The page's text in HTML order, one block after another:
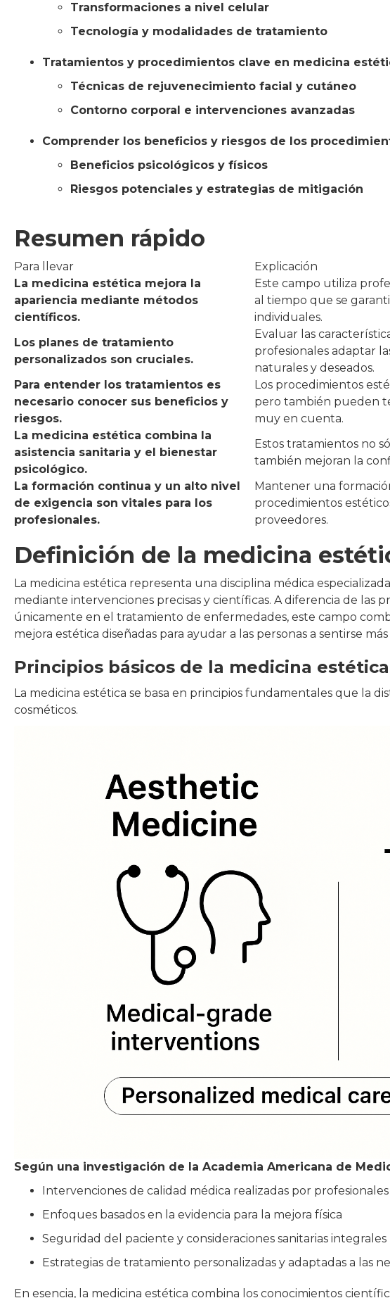
Transformaciones a nivel celular
Tecnología y modalidades de tratamiento
Tratamientos y procedimientos clave en medicina
Técnicas de rejuvenecimiento facial y cutáneo
Contorno corporal e intervenciones avanzadas
Comprender los beneficios y riesgos de los
Beneficios psicológicos y físicos
Riesgos potenciales y estrategias de mitigación
Resumen rápido
Para llevar
Explicación
La medicina estética mejora la
apariencia mediante métodos
científicos.
Este campo utiliza
al tiempo que se
individuales.
Los planes de tratamiento
personalizados son cruciales.
Evaluar las
profesionales adaptar
naturales y deseados.
Para entender los tratamientos es
necesario conocer sus beneficios y
riesgos.
Los procedimientos
pero también pueden
muy en cuenta.
La medicina estética combina la
asistencia sanitaria y el bienestar
psicológico.
Estos tratamientos no
también mejoran la
La formación continua y un alto nivel
de exigencia son vitales para los
profesionales.
Mantener una
procedimientos
proveedores.
Definición de la medicina
La medicina estética representa una disciplina médica
mediante intervenciones precisas y científicas. A diferencia de las
únicamente en el tratamiento de enfermedades, este campo
mejora estética diseñadas para ayudar a las personas a sentirse
Principios básicos de la medicina estética
La medicina estética se basa en principios fundamentales que la
cosméticos.
Según una investigación de la Academia Americana de
Intervenciones de calidad médica realizadas por
Enfoques basados en la evidencia para la mejora física
Seguridad del paciente y consideraciones sanitarias integrales
Estrategias de tratamiento personalizadas y adaptadas a las
En esencia, la medicina estética combina los conocimientos